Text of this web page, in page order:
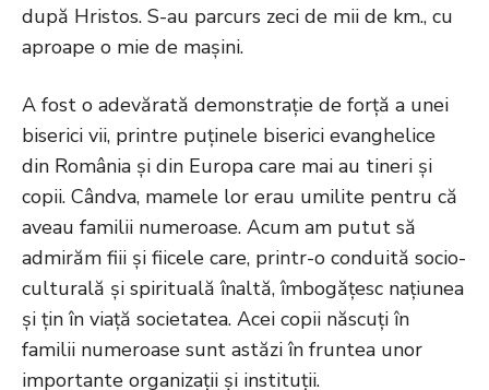
după Hristos. S-au parcurs zeci de mii de km., cu
aproape o mie de mașini.
A fost o adevărată demonstrație de forță a unei
biserici vii, printre puținele biserici evanghelice
din România și din Europa care mai au tineri și
copii. Cândva, mamele lor erau umilite pentru că
aveau familii numeroase. Acum am putut să
admirăm fiii și fiicele care, printr-o conduită socio-
culturală și spirituală înaltă, îmbogățesc națiunea
și țin în viață societatea. Acei copii născuți în
familii numeroase sunt astăzi în fruntea unor
importante organizații și instituții.